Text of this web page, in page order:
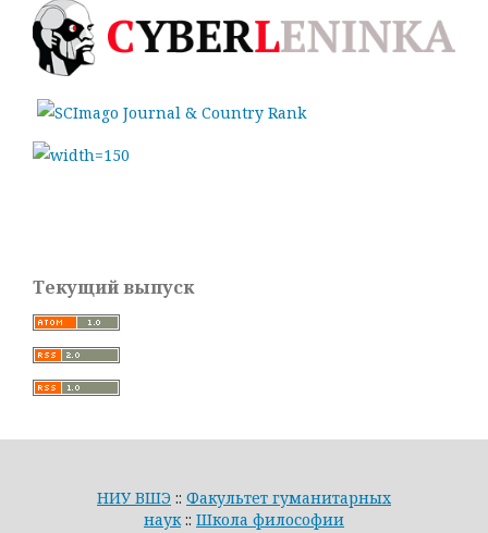
Текущий выпуск
НИУ ВШЭ :: Факультет гуманитарных
наук:: Школа философии